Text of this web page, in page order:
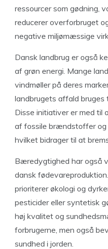
ressourcer som gødning,
reducerer overforbruget
negative miljømæssige
Dansk landbrug er også
af grøn energi. Mange
vindmøller på deres
landbrugets affald bruges
Disse initiativer er med til
af ​​fossile brændstoffer og
hvilket bidrager til at
Bæredygtighed har også
dansk
prioriterer økologi og
pesticider eller syntetisk
høj kvalitet og
forbrugerne, men også
sundhed i jorden.